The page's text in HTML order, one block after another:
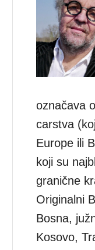
označava
carstva
Europe ili
koji su
granične
Originalni
Bosna,
Kosovo,